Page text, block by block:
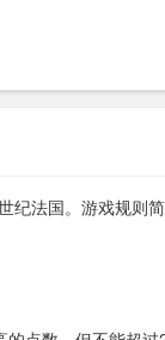
法国。游戏规则